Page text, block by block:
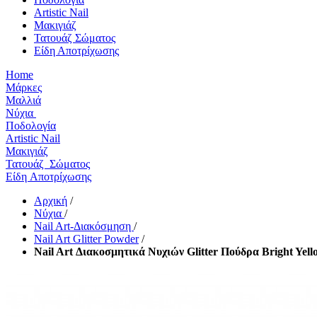
Artistic Nail
Μακιγιάζ
Τατουάζ Σώματος
Είδη Αποτρίχωσης
Home
Μάρκες
Μαλλιά
Νύχια
Ποδολογία
Artistic Nail
Μακιγιάζ
Τατουάζ Σώματος
Είδη Αποτρίχωσης
Αρχική /
Νύχια /
Nail Art-Διακόσμηση /
Nail Art Glitter Powder /
Nail Art Διακοσμητικά Νυχιών Glitter Πούδρα Bright